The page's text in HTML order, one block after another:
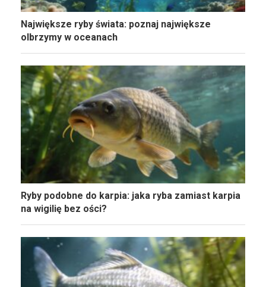
Największe ryby świata: poznaj największe
olbrzymy w oceanach
Ryby podobne do karpia: jaka ryba zamiast karpia
na wigilię bez ości?